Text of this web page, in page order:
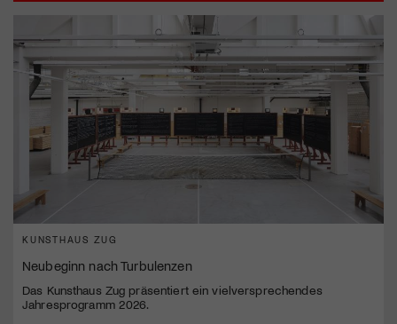
KUNSTHAUS ZUG
Neubeginn nach Turbulenzen
Das Kunsthaus Zug präsentiert ein vielversprechendes
Jahresprogramm 2026.